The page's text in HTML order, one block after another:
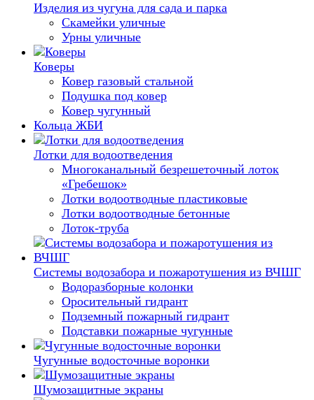
Изделия из чугуна для сада и парка
Скамейки уличные
Урны уличные
Коверы
Ковер газовый стальной
Подушка под ковер
Ковер чугунный
Кольца ЖБИ
Лотки для водоотведения
Многоканальный безрешеточный лоток
«Гребешок»
Лотки водоотводные пластиковые
Лотки водоотводные бетонные
Лоток-труба
Системы водозабора и пожаротушения из ВЧШГ
Водоразборные колонки
Оросительный гидрант
Подземный пожарный гидрант
Подставки пожарные чугунные
Чугунные водосточные воронки
Шумозащитные экраны